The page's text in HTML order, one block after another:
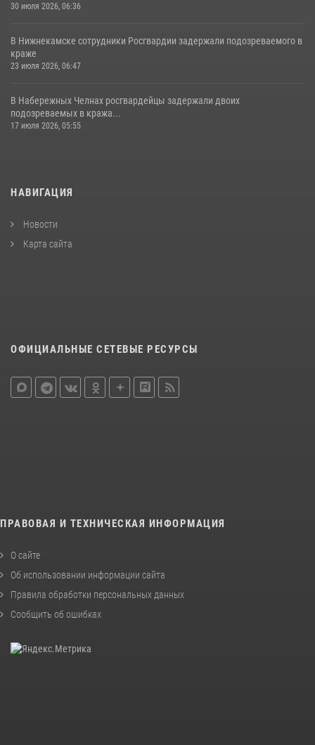
30 июля 2026, 06:36
В Нижнекамске сотрудники Росгвардии задержали подозреваемого в
краже
23 июля 2026, 06:47
В Набережных Челнах росгвардейцы задержали двоих
подозреваемых в кража...
17 июля 2026, 05:55
НАВИГАЦИЯ
Новости
Карта сайта
ОФИЦИАЛЬНЫЕ СЕТЕВЫЕ РЕСУРСЫ
ПРАВОВАЯ И ТЕХНИЧЕСКАЯ ИНФОРМАЦИЯ
О сайте
Об использовании информации сайта
Правила обработки персональных данных
Сообщить об ошибках